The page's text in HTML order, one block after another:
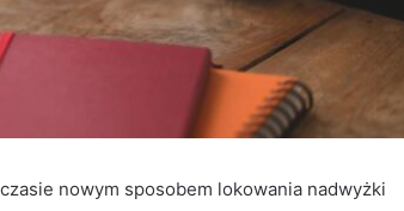
nowym sposobem lokowania nadwyżki